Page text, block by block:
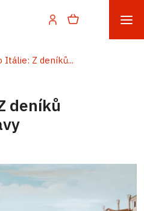
Itálie: Z deníků...
deníků